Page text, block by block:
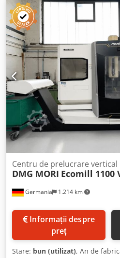
Heidenhain iTNC 530 An
980 Y 630 Z 630 mm Domeniu
continuu variabil (HSK 63) Cu
unghiulară fixă, suprafaţă de
Palpator de măsurare 3D
zona de lucru BLUM Laser
32 locuri în magazie (HSK 63)
protecţie cu uşi glisante şi
electronică manuală Moduri de
şpan Instalaţie de răcire 3
pentru maşină Răcitor pentru
Sistem de răcire dulap
operare
Germania 1.214 km
Centru de prelucrare vertical
DMG MORI Ecomill 1100
preț
Stare: bun (utilizat), An de